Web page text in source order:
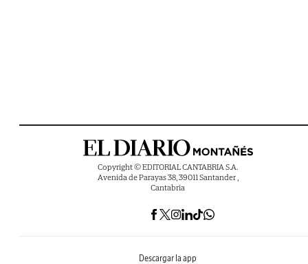
Copyright © EDITORIAL CANTABRIA S.A.
Avenida de Parayas 38, 39011 Santander ,
Cantabria
Descargar la app